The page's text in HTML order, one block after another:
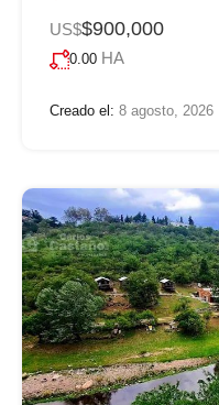
US$$900,000
0.00 HA
Creado el: 8 agosto, 2026